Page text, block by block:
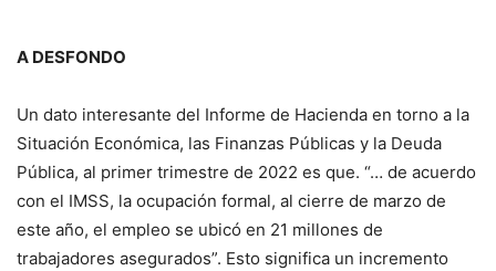
A DESFONDO
Un dato interesante del Informe de Hacienda en torno a la
Situación Económica, las Finanzas Públicas y la Deuda
Pública, al primer trimestre de 2022 es que. “… de acuerdo
con el IMSS, la ocupación formal, al cierre de marzo de
este año, el empleo se ubicó en 21 millones de
trabajadores asegurados”. Esto significa un incremento